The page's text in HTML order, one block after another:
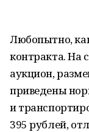
Любопытно,
контракта. На
аукцион,
приведены
и
395 рублей,